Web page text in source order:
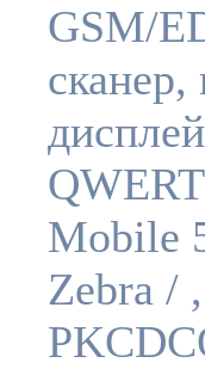
GSM/
Mobile
Zebra /